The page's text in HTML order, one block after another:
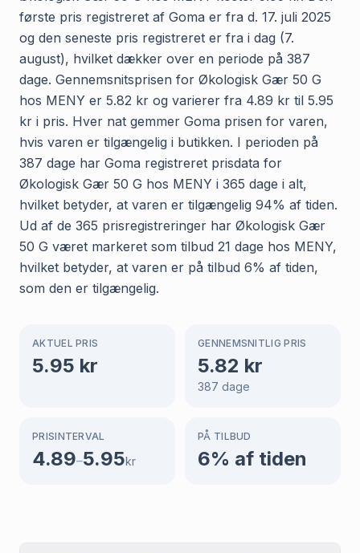
første pris registreret af Goma er fra d. 17. juli 2025
og den seneste pris registreret er fra i dag (7.
august), hvilket dækker over en periode på 387
dage. Gennemsnitsprisen for Økologisk Gær 50 G
hos MENY er 5.82 kr og varierer fra 4.89 kr til 5.95
kr i pris. Hver nat gemmer Goma prisen for varen,
hvis varen er tilgængelig i butikken. I perioden på
387 dage har Goma registreret prisdata for
Økologisk Gær 50 G hos MENY i 365 dage i alt,
hvilket betyder, at varen er tilgængelig 94% af tiden.
Ud af de 365 prisregistreringer har Økologisk Gær
50 G været markeret som tilbud 21 dage hos MENY,
hvilket betyder, at varen er på tilbud 6% af tiden,
som den er tilgængelig.
AKTUEL PRIS
5.95 kr
GENNEMSNITLIG PRIS
5.82 kr
387 dage
PRISINTERVAL
4.89–5.95kr
PÅ TILBUD
6% af tiden